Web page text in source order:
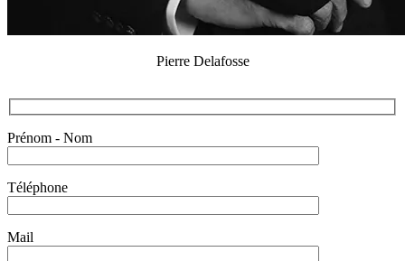
Pierre Delafosse
Prénom - Nom
Téléphone
Mail